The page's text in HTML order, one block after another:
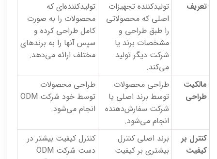
تعریف
تولیدکننده تجهیزات
اصلی که محصولاتی
را طبق طراحی و
مشخصات برند یا
شرکت دیگر تولید
می‌کند.
تولیدکننده‌ای که
محصولات را به صورت
کامل طراحی کرده و
سپس آنها را به برندهای
مختلف ارائه می‌دهد.
مالکیت
طراحی
طراحی محصولات
توسط برند اصلی یا
شرکت سفارش‌دهنده
انجام می‌شود.
طراحی محصولات
توسط خود شرکت ODM
انجام می‌شود.
کنترل بر
کیفیت
برند اصلی کنترل
بیشتری بر کیفیت
کنترل کیفیت بیشتر در
دست شرکت ODM